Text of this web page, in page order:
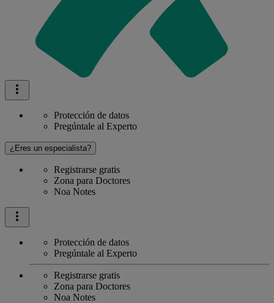
Protección de datos
Pregúntale al Experto
¿Eres un especialista?
Registrarse gratis
Zona para Doctores
Noa Notes
Protección de datos
Pregúntale al Experto
Registrarse gratis
Zona para Doctores
Noa Notes